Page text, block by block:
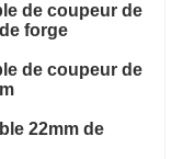
de coupeur de
forge
de coupeur de
22mm de